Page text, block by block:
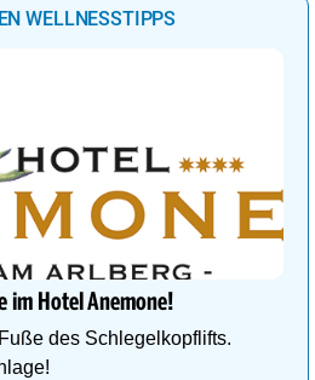
WELLNESSTIPPS
im Hotel Anemone!
des Schlegelkopflifts.